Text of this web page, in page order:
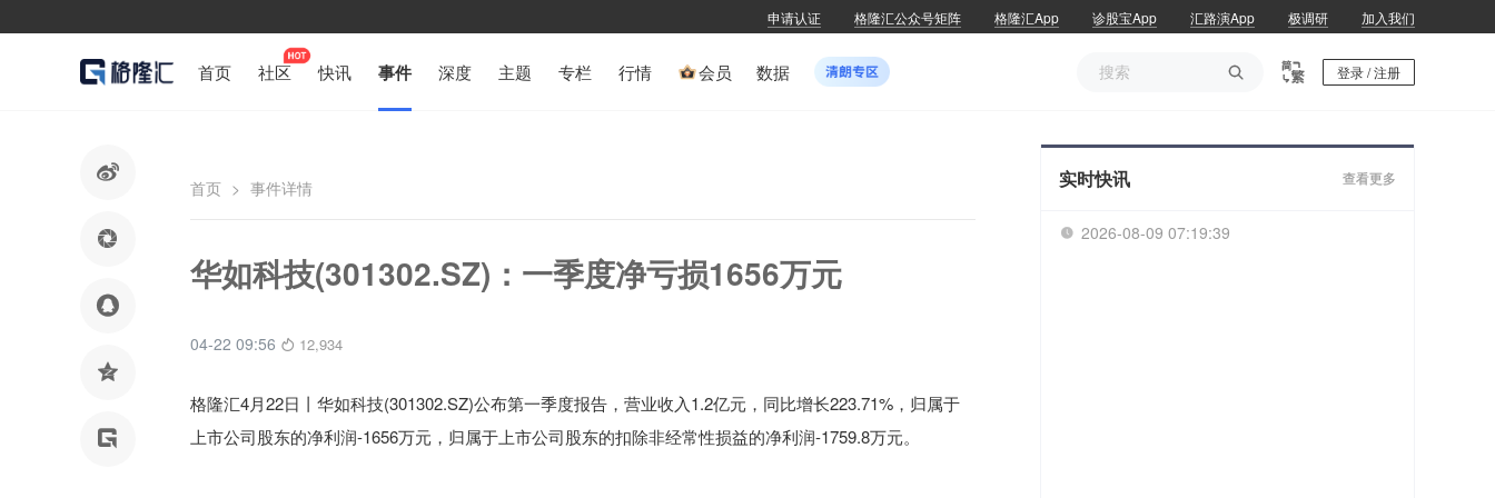
申请认证 格隆汇公众号矩阵 格隆汇App 诊股宝App 汇路演App 极调研 加入我们
首页 社区 快讯 事件 深度 主题 专栏 行情 会员 数据  登录 / 注册





首页 > 事件详情
华如科技(301302.SZ)：一季度净亏损1656万元
04-22 09:56 12,934
格隆汇4月22日丨华如科技(301302.SZ)公布第一季度报告 ，营业收入1.2亿元，同比增长223.71%， 归属于
上市公司股东的净利润-1656万元， 归属于上市公司股东的扣除非经常性损益的净利润-1759.8万元。
实时快讯 查看更多
 2026-08-09 07:19:39